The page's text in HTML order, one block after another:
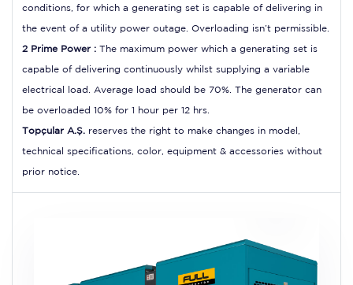
conditions, for which a generating set is capable of delivering in
the event of a utility power outage. Overloading isn’t permissible.
2 Prime Power : The maximum power which a generating set is
capable of delivering continuously whilst supplying a variable
electrical load. Average load should be 70%. The generator can
be overloaded 10% for 1 hour per 12 hrs.
Topçular A.Ş. reserves the right to make changes in model,
technical specifications, color, equipment & accessories without
prior notice.